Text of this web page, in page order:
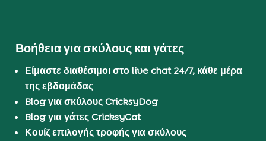
Βοήθεια για σκύλους και γάτες
Είμαστε διαθέσιμοι στο live chat 24/7, κάθε μέρα
της εβδομάδας
Blog για σκύλους CricksyDog
Blog για γάτες CricksyCat
Κουίζ επιλογής τροφής για σκύλους